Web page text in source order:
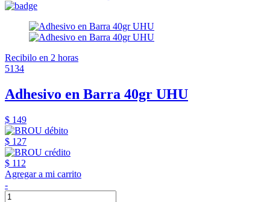
Recibilo en 2 horas
5134
Adhesivo en Barra 40gr UHU
$ 149
$ 127
$ 112
Agregar a mi carrito
-